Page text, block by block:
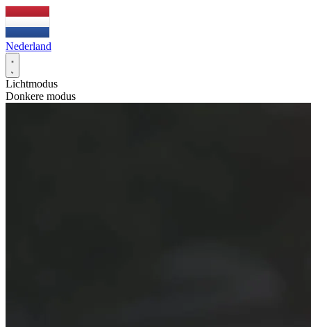
Nederland
Lichtmodus
Donkere modus